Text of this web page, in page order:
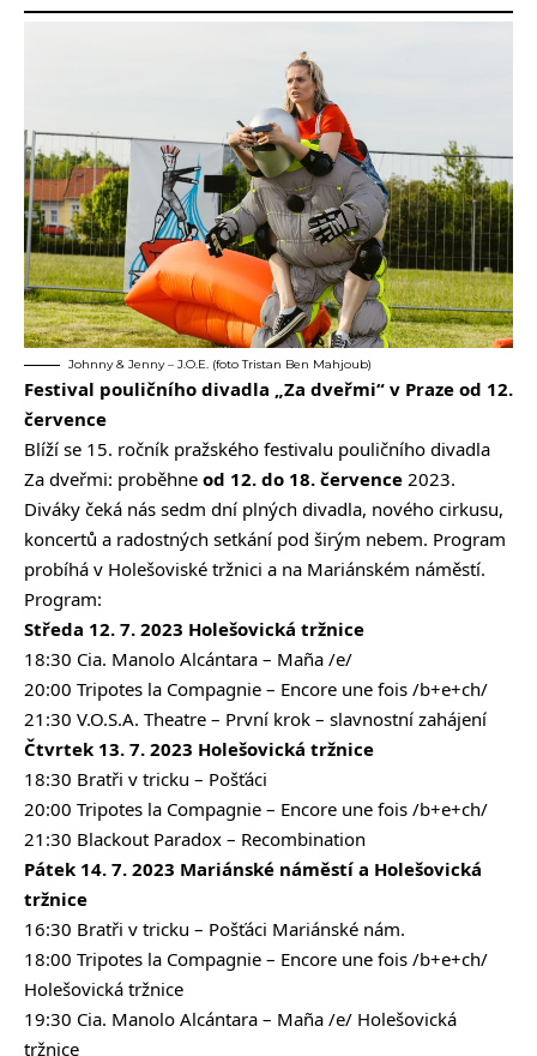
Johnny & Jenny – J.O.E. (foto Tristan Ben Mahjoub)
Festival pouličního divadla „Za dveřmi“ v Praze od 12.
července
Blíží se 15. ročník pražského festivalu pouličního divadla
Za dveřmi: proběhne od 12. do 18. července 2023.
Diváky čeká nás sedm dní plných divadla, nového cirkusu,
koncertů a radostných setkání pod širým nebem. Program
probíhá v Holešoviské tržnici a na Mariánském náměstí.
Program:
Středa 12. 7. 2023 Holešovická tržnice
18:30 Cia. Manolo Alcántara – Maña /e/
20:00 Tripotes la Compagnie – Encore une fois /b+e+ch/
21:30 V.O.S.A. Theatre –⁠ První krok –⁠ slavnostní zahájení
Čtvrtek 13. 7. 2023 Holešovická tržnice
18:30 Bratři v tricku – Pošťáci
20:00 Tripotes la Compagnie – Encore une fois /b+e+ch/
21:30 Blackout Paradox – Recombination
Pátek 14. 7. 2023 Mariánské náměstí a Holešovická
tržnice
16:30 Bratři v tricku – Pošťáci Mariánské nám.
18:00 Tripotes la Compagnie – Encore une fois /b+e+ch/
Holešovická tržnice
19:30 Cia. Manolo Alcántara – Maña /e/ Holešovická
tržnice